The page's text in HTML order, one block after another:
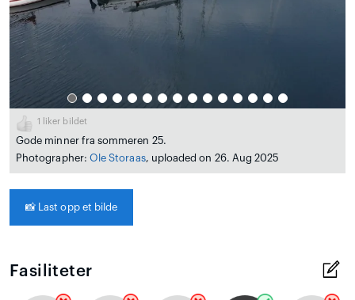
1 liker bildet
Gode minner fra sommeren 25.
Photographer: Ole Storaas, uploaded on 26. Aug 2025
📸 Last opp et bilde
Fasiliteter